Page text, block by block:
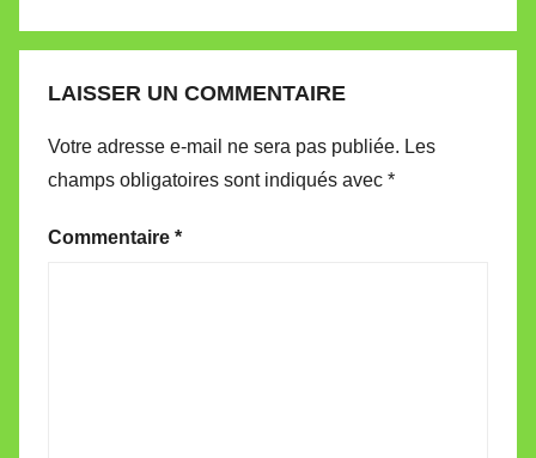
LAISSER UN COMMENTAIRE
Votre adresse e-mail ne sera pas publiée. Les
champs obligatoires sont indiqués avec *
Commentaire *